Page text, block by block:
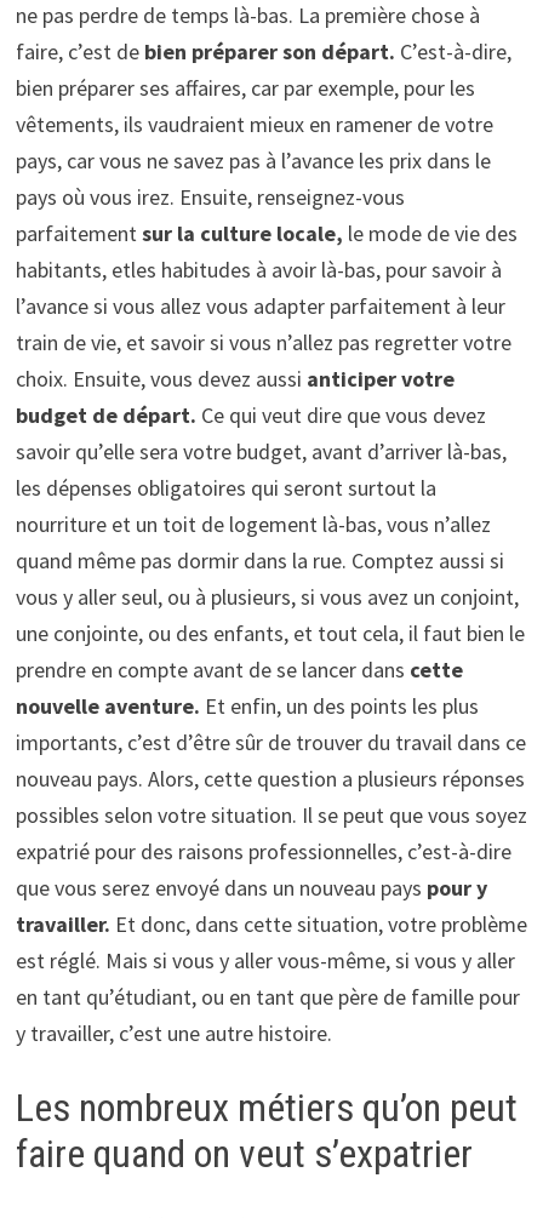
ne pas perdre de temps là-bas. La première chose à
faire, c’est de bien préparer son départ. C’est-à-dire,
bien préparer ses affaires, car par exemple, pour les
vêtements, ils vaudraient mieux en ramener de votre
pays, car vous ne savez pas à l’avance les prix dans le
pays où vous irez. Ensuite, renseignez-vous
parfaitementsur la culture locale, le mode de vie des
habitants, etles habitudes à avoir là-bas, pour savoir à
l’avance si vous allez vous adapter parfaitement à leur
train de vie, et savoir si vous n’allez pas regretter votre
choix. Ensuite, vous devez aussi anticiper votre
budget de départ. Ce qui veut dire que vous devez
savoir qu’elle sera votre budget, avant d’arriver là-bas,
les dépenses obligatoires qui seront surtout la
nourriture et un toit de logement là-bas, vous n’allez
quand même pas dormir dans la rue. Comptez aussi si
vous y aller seul, ou à plusieurs, si vous avez un conjoint,
une conjointe, ou des enfants, et tout cela, il faut bien le
prendre en compte avant de se lancer dans cette
nouvelle aventure. Et enfin, un des points les plus
importants, c’est d’être sûr de trouver du travail dans ce
nouveau pays. Alors, cette question a plusieurs réponses
possibles selon votre situation. Il se peut que vous soyez
expatrié pour des raisons professionnelles, c’est-à-dire
que vous serez envoyé dans un nouveau pays pour y
travailler. Et donc, dans cette situation, votre problème
est réglé. Mais si vous y aller vous-même, si vous y aller
en tant qu’étudiant, ou en tant que père de famille pour
y travailler, c’est une autre histoire.
Les nombreux métiers qu’on peut
faire quand on veut s’expatrier